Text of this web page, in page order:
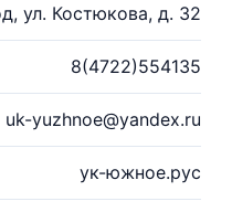
ул. Костюкова, д. 32
8(4722)554135
uk-yuzhnoe@yandex.ru
ук-южное.рус